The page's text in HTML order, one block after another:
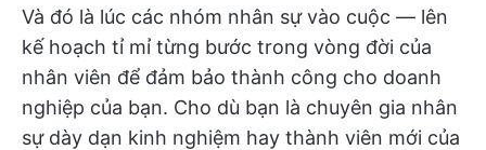
Và đó là lúc các nhóm nhân sự vào cuộc — lên
kế hoạch tỉ mỉ từng bước trong vòng đời của
nhân viên để đảm bảo thành công cho doanh
nghiệp của bạn. Cho dù bạn là chuyên gia nhân
sự dày dạn kinh nghiệm hay thành viên mới của